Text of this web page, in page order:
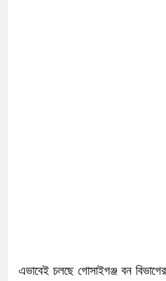
এভাবেই চলছে গোসাইগঞ্জ বন